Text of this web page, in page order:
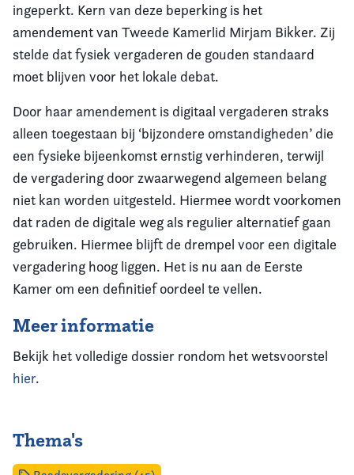
ingeperkt. Kern van deze beperking is het
amendement van Tweede Kamerlid Mirjam Bikker. Zij
stelde dat fysiek vergaderen de gouden standaard
moet blijven voor het lokale debat.
Door haar amendement is digitaal vergaderen straks
alleen toegestaan bij ‘bijzondere omstandigheden’ die
een fysieke bijeenkomst ernstig verhinderen, terwijl
de vergadering door zwaarwegend algemeen belang
niet kan worden uitgesteld. Hiermee wordt voorkomen
dat raden de digitale weg als regulier alternatief gaan
gebruiken. Hiermee blijft de drempel voor een digitale
vergadering hoog liggen. Het is nu aan de Eerste
Kamer om een definitief oordeel te vellen.
Meer informatie
Bekijk het volledige dossier rondom het wetsvoorstel
hier.
Thema's